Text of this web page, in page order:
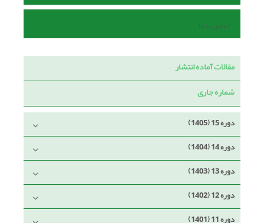
تماس با ما
مقالات آماده انتشار
شماره جاری
دوره 15 (1405)
دوره 14 (1404)
دوره 13 (1403)
دوره 12 (1402)
دوره 11 (1401)